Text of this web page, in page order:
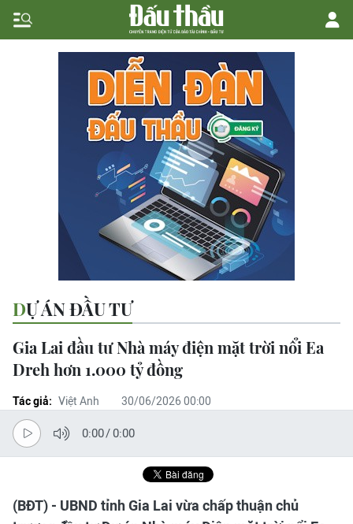
DỰ ÁN ĐẦU TƯ
Gia Lai đầu tư Nhà máy điện mặt trời nổi Ea
Dreh hơn 1.000 tỷ đồng
Tác giả: Việt Anh 30/06/2026 00:00
0:00/0:00
(BĐT) - UBND tỉnh Gia Lai vừa chấp thuận chủ